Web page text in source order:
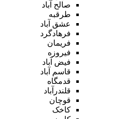
صالح آباد
طرقبه
عشق آباد
فرهادگرد
فریمان
فیروزه
فیض آباد
قاسم آباد
قدمگاه
قلندرآباد
قوچان
کاخک